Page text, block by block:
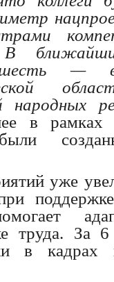
— в
в рамках
были
уже
труда. За
в